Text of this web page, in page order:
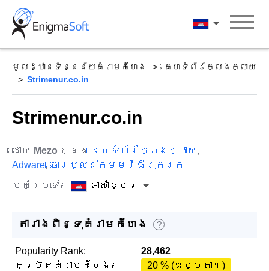
Skip
content
ភាសាខ្មែរ
មូលដ្ឋានទិន្នន័យគំរាមកំហែង
គេហទំព័រក្លែងក្លាយ
Strimenur.co.in
Strimenur.co.in
ដោយ Mezo ក្នុង គេហទំព័រក្លែងក្លាយ,
Adware, ចោរប្លន់កម្មវិធីរុករក
បកប្រែទៅ៖
ភាសាខ្មែរ
តារាងពិន្ទុគំរាមកំហែង ?
Popularity Rank:
28,462
កម្រិតគំរាមកំហែង៖
20 % (ធម្មតា។)